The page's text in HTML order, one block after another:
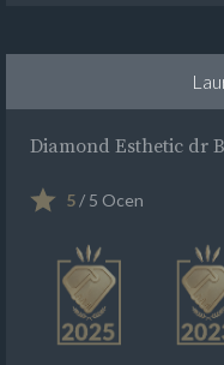
Diamond Esthetic dr
5/ 5 Ocen